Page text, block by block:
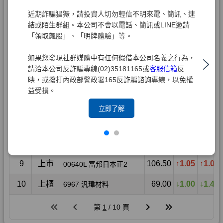
近期詐騙猖獗，請投資人切勿輕信不明來電、簡訊、連
結或陌生群組。本公司不會以電話、簡訊或LINE邀請
「領取飆股」、「明牌體驗」等。
如果您發現社群媒體中有任何假借本公司名義之行為，
請洽本公司反詐騙專線(02)35181165或客服信箱反
映，或撥打內政部警政署165反詐騙諮詢專線，以免權
益受損。
立即了解